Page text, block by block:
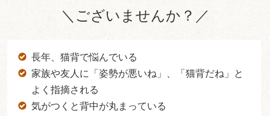
＼ございませんか？／
長年、猫背で悩んでいる
家族や友人に「姿勢が悪いね」、「猫背だね」と
よく指摘される
気がつくと背中が丸まっている